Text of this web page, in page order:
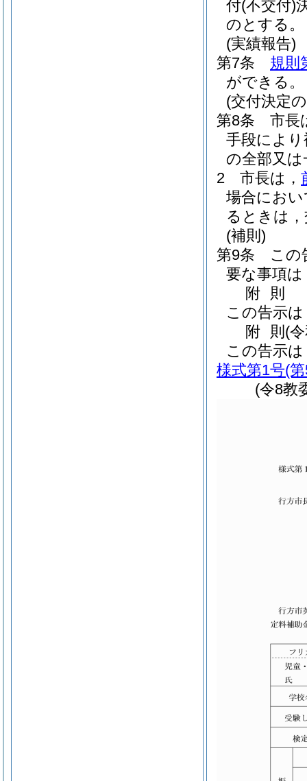
付(不交付)
のとする。
(実績報告)
第7条
規則
ができる。
(交付決定
第8条
市長
手段によ
の全部又
2
市長は，
場合にお
るときは
(補則)
第9条
この
要な事項
附 則
この告示
附 則 (
この告示
様式第1号(
(令8教